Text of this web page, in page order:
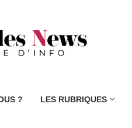
? LES RUBRIQUES